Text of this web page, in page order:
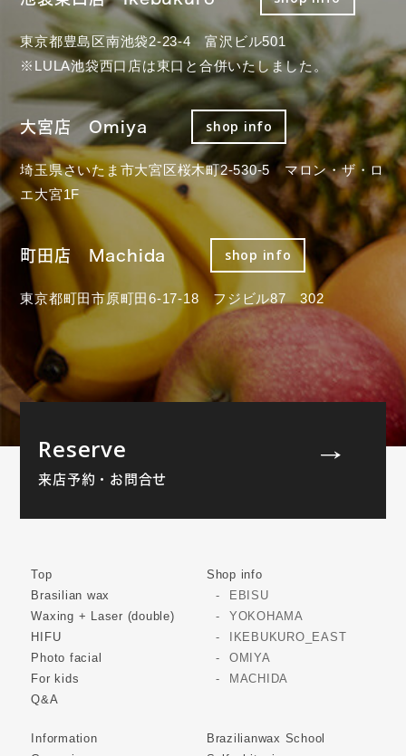
東京都豊島区南池袋2-23-4 富沢ビル501
※LULA池袋西口店は東口と合併いたしました。
大宮店 Omiya shop info
埼玉県さいたま市大宮区桜木町2-530-5 マロン・ザ・ロ
エ大宮1F
町田店 Machida shop info
東京都町田市原町田6-17-18 フジビル87 302
Reserve
来店予約・お問合せ
Top
Brasilian wax
Waxing + Laser (double)
HIFU
Photo facial
For kids
Q&A
Shop info
EBISU
YOKOHAMA
IKEBUKURO_EAST
OMIYA
MACHIDA
Information
Brazilianwax School